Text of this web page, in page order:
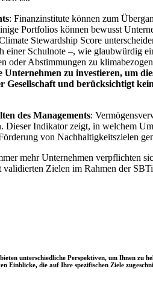
: Finanzinstitute können zum
Portfolios können bewusst
Stewardship Score
einer Schulnote –, wie glaubwürdig
oder Abstimmungen zu
zu investieren, um
und berücksichtigt
des Managements:
Dieser Indikator zeigt, in welchem
von Nachhaltigkeitszielen
mehr Unternehmen verpflichten
Zielen im Rahmen der
unterschiedliche Perspektiven, um Ihnen zu
Einblicke, die auf Ihre spezifischen Ziele